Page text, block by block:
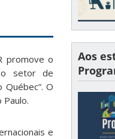
promove o
setor de
O
e
Aos